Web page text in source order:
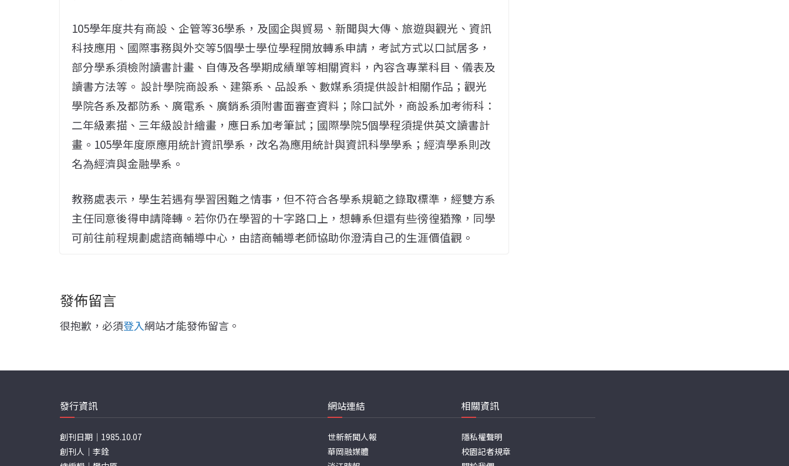
105學年度共有商設、企管等36學系，及國企與貿易、新聞與大傳、旅遊與觀光、資訊
科技應用、國際事務與外交等5個學士學位學程開放轉系申請，考試方式以口試居多，
部分學系須檢附讀書計畫、自傳及各學期成績單等相關資料，內容含專業科目、儀表及
讀書方法等。 設計學院商設系、建築系、品設系、數媒系須提供設計相關作品；觀光
學院各系及都防系、廣電系、廣銷系須附書面審查資料；除口試外，商設系加考術科：
二年級素描、三年級設計繪畫，應日系加考筆試；國際學院5個學程須提供英文讀書計
畫。105學年度原應用統計資訊學系，改名為應用統計與資訊科學學系；經濟學系則改
名為經濟與金融學系。
教務處表示，學生若遇有學習困難之情事，但不符合各學系規範之錄取標準，經雙方系
主任同意後得申請降轉。若你仍在學習的十字路口上，想轉系但還有些徬徨猶豫，同學
可前往前程規劃處諮商輔導中心，由諮商輔導老師協助你澄清自己的生涯價值觀。
發佈留言
很抱歉，必須登入網站才能發佈留言。
發行資訊
創刊日期｜1985.10.07
創刊人｜李銓
網站連結
世新新聞人報
華岡融媒體
相關資訊
隱私權聲明
校園記者規章